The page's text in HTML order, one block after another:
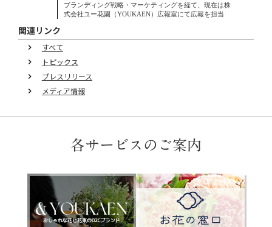
ブランディング戦略・マーケティングを経て、現在は株
式会社ユー花園（YOUKAEN）広報室にて広報を担当
関連リンク
keyboard_arrow_right すべて
keyboard_arrow_right トピックス
keyboard_arrow_right プレスリリース
keyboard_arrow_right メディア情報
各サービスのご案内